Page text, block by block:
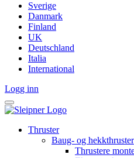
Sverige
Danmark
Finland
UK
Deutschland
Italia
International
Logg inn
Thruster
Baug- og hekkthruster
Thrustere